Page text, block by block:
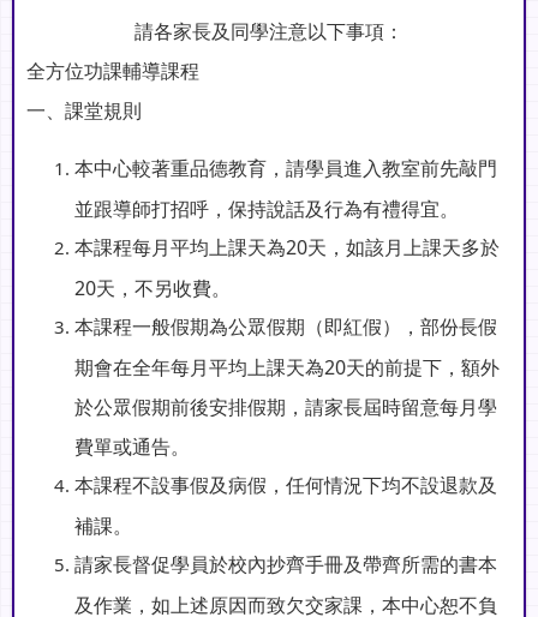
請各家長及同學注意以下事項：
全方位功課輔導課程
一、課堂規則
本中心較著重品德教育，請學員進入教室前先敲門
並跟導師打招呼，保持說話及行為有禮得宜。
本課程每月平均上課天為20天，如該月上課天多於
20天，不另收費。
本課程一般假期為公眾假期（即紅假），部份長假
期會在全年每月平均上課天為20天的前提下，額外
於公眾假期前後安排假期，請家長屆時留意每月學
費單或通告。
本課程不設事假及病假，任何情況下均不設退款及
補課。
請家長督促學員於校內抄齊手冊及帶齊所需的書本
及作業，如上述原因而致欠交家課，本中心恕不負